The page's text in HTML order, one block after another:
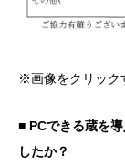
※画像をクリック
■ PCできる蔵を
したか？